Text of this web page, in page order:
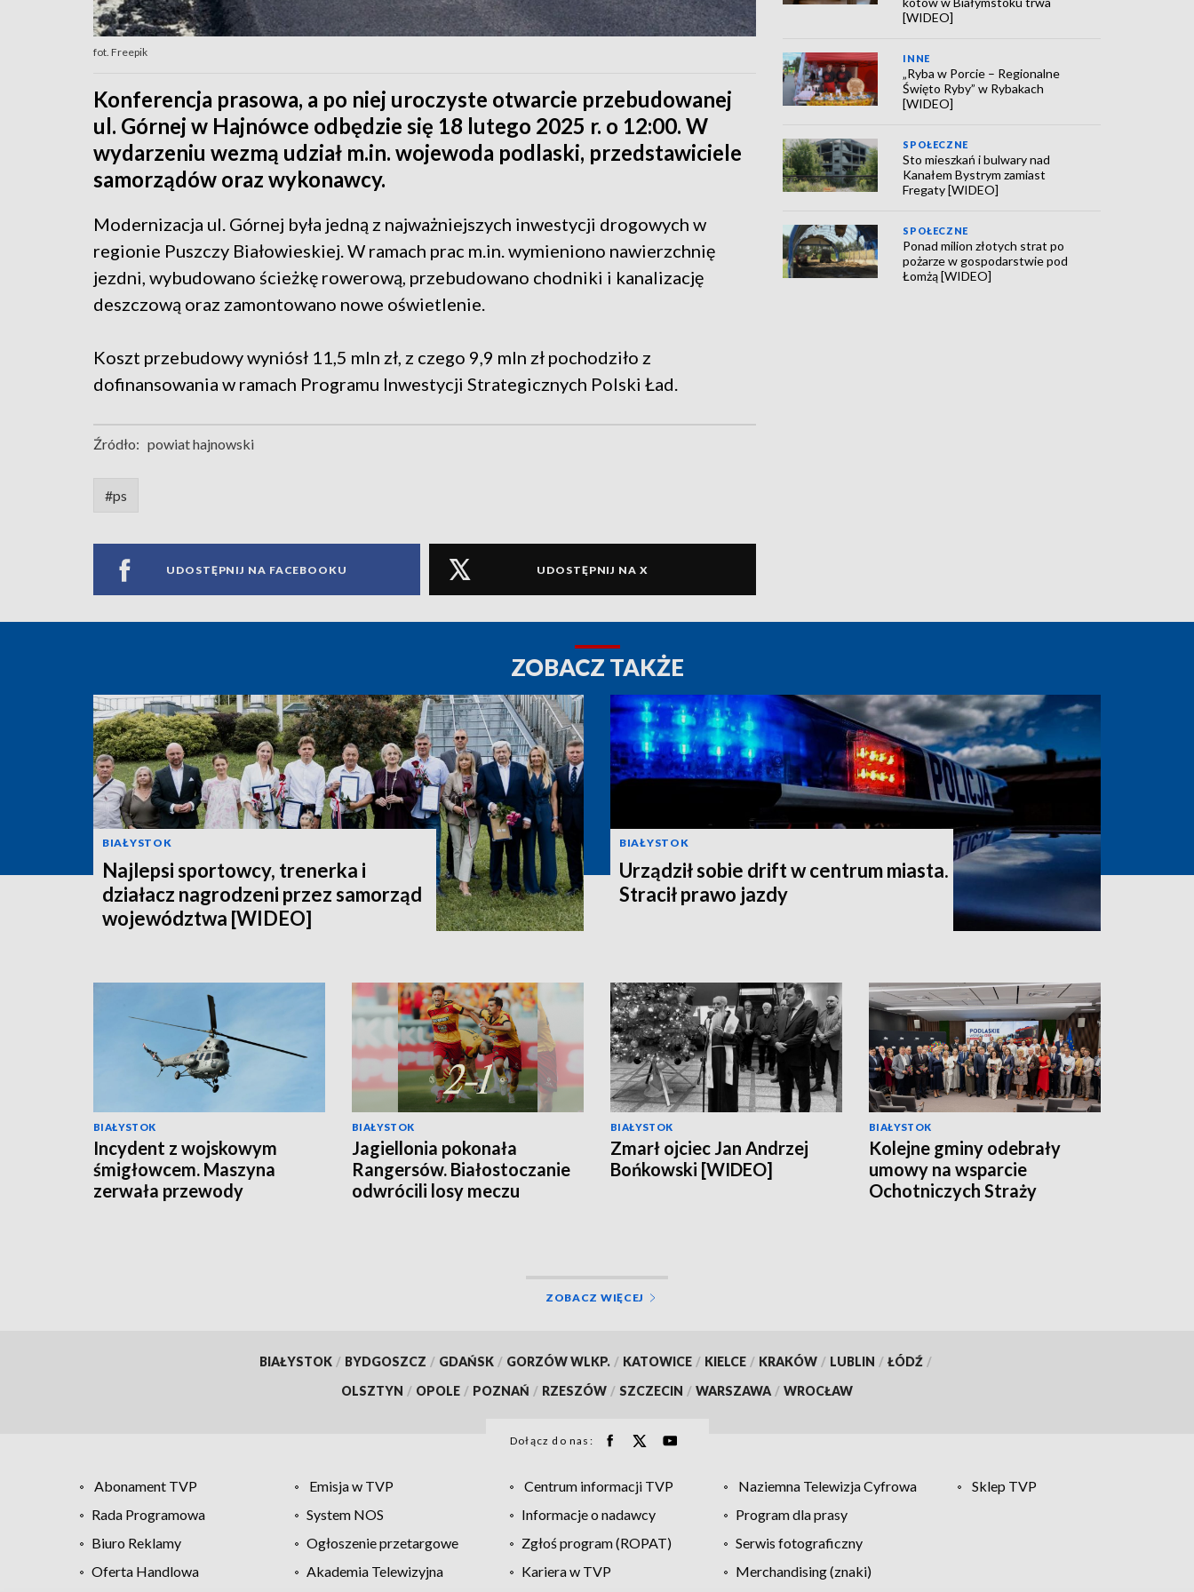
fot. Freepik
Konferencja prasowa, a po niej uroczyste otwarcie przebudowanej
ul. Górnej w Hajnówce odbędzie się 18 lutego 2025 r. o 12:00. W
wydarzeniu wezmą udział m.in. wojewoda podlaski, przedstawiciele
samorządów oraz wykonawcy.
Modernizacja ul. Górnej była jedną z najważniejszych inwestycji drogowych w
regionie Puszczy Białowieskiej. W ramach prac m.in. wymieniono nawierzchnię
jezdni, wybudowano ścieżkę rowerową, przebudowano chodniki i kanalizację
deszczową oraz zamontowano nowe oświetlenie.
Koszt przebudowy wyniósł 11,5 mln zł, z czego 9,9 mln zł pochodziło z
dofinansowania w ramach Programu Inwestycji Strategicznych Polski Ład.
Źródło: powiat hajnowski
#ps
UDOSTĘPNIJ NA FACEBOOKU UDOSTĘPNIJ NA X
[WIDEO]
INNE
„Ryba w Porcie – Regionalne
Święto Ryby” w Rybakach
[WIDEO]
SPOŁECZNE
Sto mieszkań i bulwary nad
Kanałem Bystrym zamiast
Fregaty [WIDEO]
SPOŁECZNE
Ponad milion złotych strat po
pożarze w gospodarstwie pod
Łomżą [WIDEO]
ZOBACZ TAKŻE
BIAŁYSTOK
Najlepsi sportowcy, trenerka i
działacz nagrodzeni przez samorząd
województwa [WIDEO]
BIAŁYSTOK
Urządził sobie drift w centrum miasta.
Stracił prawo jazdy
BIAŁYSTOK
Incydent z wojskowym
śmigłowcem. Maszyna
zerwała przewody
BIAŁYSTOK
Jagiellonia pokonała
Rangersów. Białostoczanie
odwrócili losy meczu
BIAŁYSTOK
Zmarł ojciec Jan Andrzej
Bońkowski [WIDEO]
BIAŁYSTOK
Kolejne gminy odebrały
umowy na wsparcie
Ochotniczych Straży
ZOBACZ WIĘCEJ
BIAŁYSTOK / BYDGOSZCZ / GDAŃSK / GORZÓW WLKP. / KATOWICE / KIELCE / KRAKÓW / LUBLIN / ŁÓDŹ /
OLSZTYN / OPOLE / POZNAŃ / RZESZÓW / SZCZECIN / WARSZAWA / WROCŁAW
Dołącz do nas:
Abonament TVP Emisja w TVP Centrum informacji TVP Naziemna Telewizja Cyfrowa
Sklep TVP
Rada Programowa
System NOS Informacje o nadawcy
Program dla prasy
Biuro Reklamy
Ogłoszenie przetargowe Zgłoś program (ROPAT)
Serwis fotograficzny
Oferta Handlowa
Akademia Telewizyjna Kariera w TVP
Merchandising (znaki)